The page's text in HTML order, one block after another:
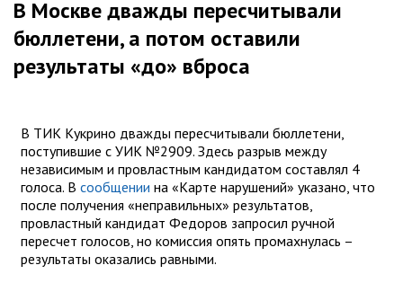
В Москве дважды пересчитывали
бюллетени, а потом оставили
результаты «до» вброса
В ТИК Кукрино дважды пересчитывали бюллетени,
поступившие с УИК №2909. Здесь разрыв между
независимым и провластным кандидатом составлял 4
голоса. В сообщении на «Карте нарушений» указано, что
после получения «неправильных» результатов,
провластный кандидат Федоров запросил ручной
пересчет голосов, но комиссия опять промахнулась –
результаты оказались равными.